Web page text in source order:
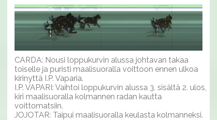
CARDA: Nousi loppukurvin alussa johtavan takaa
toiselle ja puristi maalisuoralla voittoon ennen ulkoa
kirinyttä I.P. Vaparia.
I.P. VAPARI: Vaihtoi loppukurvin alussa 3. sisältä 2. ulos,
kiri maalisuoralla kolmannen radan kautta
voittomatsiin.
JOJOTAR: Taipui maalisuoralla keulasta kolmanneksi.